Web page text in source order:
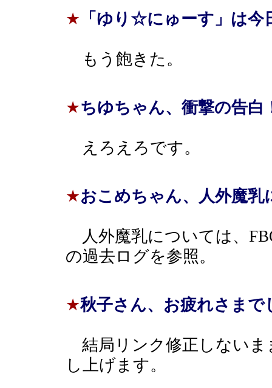
★ 「ゆり☆にゅーす」は今
もう飽きた。
★ちゆちゃん、衝撃の告白
えろえろです。
★おこめちゃん、人外魔乳
人外魔乳については、
の過去ログを参照。
★秋子さん、お疲れさまで
結局リンク修正しないま
し上げます。